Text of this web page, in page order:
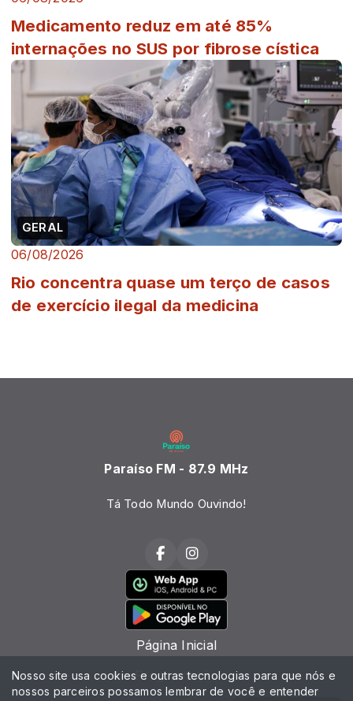
Medicamento reduz em até 85%
internações no SUS por fibrose cística
GERAL
06/08/2026
Rio concentra quase um terço de casos
de exercício ilegal da medicina
Paraíso FM - 87.9 MHz
Tá Todo Mundo Ouvindo!
Página Inicial
Programação
Nosso site usa cookies e outras tecnologias para que nós e
nossos parceiros possamos lembrar de você e entender